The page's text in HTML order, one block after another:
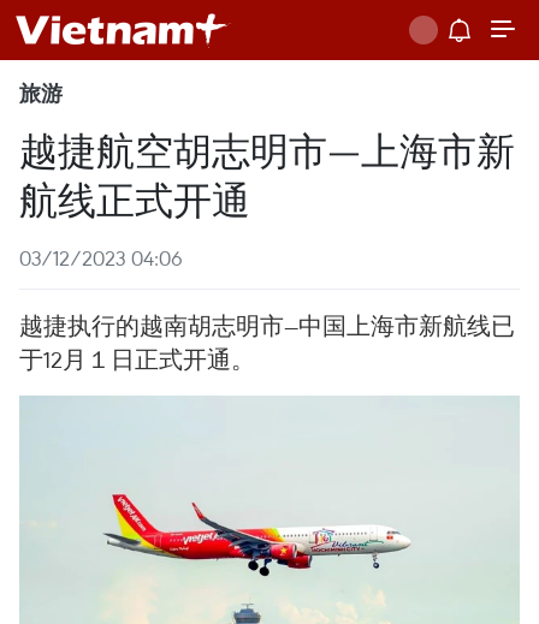
旅游
越捷航空胡志明市—上海市新
航线正式开通
03/12/2023 04:06
越捷执行的越南胡志明市—中国上海市新航线已
于12月１日正式开通。